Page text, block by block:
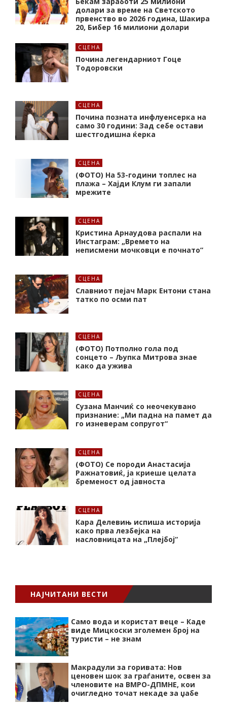
долари за време на Светското
првенство во 2026 година, Шакира
20, Бибер 16 милиони долари
СЦЕНА
Почина легендарниот Гоце
Тодоровски
СЦЕНА
Почина позната инфлуенсерка на
само 30 години: Зад себе остави
шестгодишна ќерка
СЦЕНА
(ФОТО) На 53-години топлес на
плажа – Хајди Клум ги запали
мрежите
СЦЕНА
Кристина Арнаудова распали на
Инстаграм: „Времето на
неписмени мочковци е почнато”
СЦЕНА
Славниот пејач Марк Ентони стана
татко по осми пат
СЦЕНА
(ФОТО) Потполно гола под
сонцето – Љупка Митрова знае
како да ужива
СЦЕНА
Сузана Манчиќ со неочекувано
признание: „Ми падна на памет да
го изневерам сопругот“
СЦЕНА
(ФОТО) Се породи Анастасија
Ражнатовиќ, ја криеше целата
бременост од јавноста
СЦЕНА
Кара Делевињ испиша историја
како прва лезбејка на
насловницата на „Плејбој“
НАЈЧИТАНИ ВЕСТИ
Само вода и користат веце – Каде
виде Мицкоски зголемен број на
туристи – не знам
Макрадули за горивата: Нов
ценовен шок за граѓаните, освен за
членовите на ВМРО-ДПМНЕ, кои
очигледно точат некаде за џабе